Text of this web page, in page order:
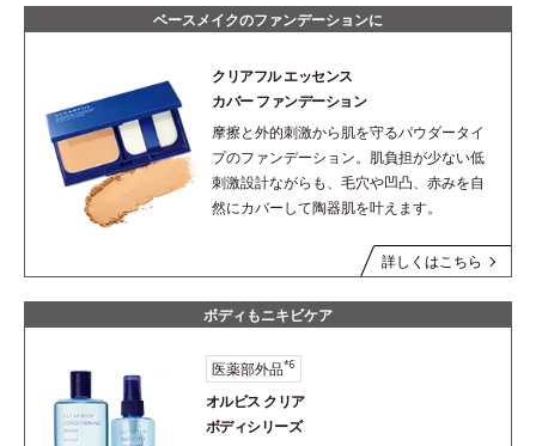
ベースメイクのファンデーションに
クリアフル エッセンス
カバー ファンデーション
摩擦と外的刺激から肌を守るパウダータイ
プのファンデーション。肌負担が少ない低
刺激設計ながらも、毛穴や凹凸、赤みを自
然にカバーして陶器肌を叶えます。
詳しくはこちら
ボディもニキビケア
医薬部外品*6
オルビス クリア
ボディシリーズ